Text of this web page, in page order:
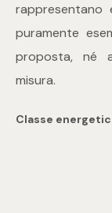
rappresentano
puramente
proposta, né
misura.
Classe
4
5